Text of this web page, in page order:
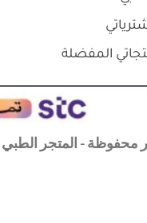
المفضلة
- المتجر الطبي